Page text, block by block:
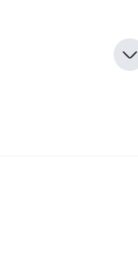
در لوم نتورک
تحقیقات کامل و درک